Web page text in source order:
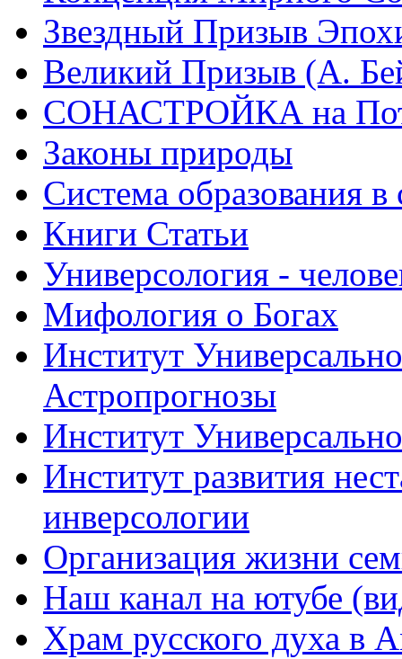
Звездный Призыв
Великий Призыв (А.
СОНАСТРОЙКА на
Законы природы
Система образования
Книги Статьи
Универсология -
Мифология о Богах
Институт
Астропрогнозы
Институт
Институт развития
инверсологии
Организация жизни
Наш канал на ютубе
Храм русского духа в